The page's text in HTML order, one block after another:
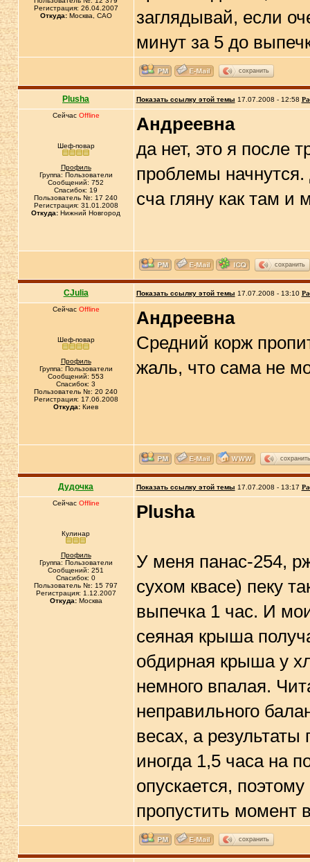
Регистрация: 26.04.2007
Откуда:Москва, САО
заглядывай, если
минут за 5 до
сохранить
Plusha Показать ссылку этой темы 17.07.2008 - 12:58
Сейчас Offline
Шеф-повар
Профиль
Группа: Пользователи
Сообщений: 752
Спасибок: 19
Пользователь №: 17 240
Регистрация: 31.01.2008
Откуда: Нижний Новгород
Андреевна
да нет, это я после
проблемы
сча гляну как там
сохранить
CJulia Показать ссылку этой темы 17.07.2008 - 13:10
Сейчас Offline
Шеф-повар
Профиль
Группа: Пользователи
Сообщений: 553
Спасибок: 3
Пользователь №: 20 240
Регистрация: 17.06.2008
Откуда: Киев
Андреевна
Средний корж
жаль, что сама не
сохранить
Дудочка Показать ссылку этой темы 17.07.2008 - 13:17
Сейчас Offline
Кулинар
Профиль
Группа: Пользователи
Сообщений: 251
Спасибок: 0
Пользователь №: 15 797
Регистрация: 1.12.2007
Откуда:Москва
Plusha
У меня панас-254,
сухом квасе) пеку
выпечка 1 час. И
сеяная крыша
обдирная крыша у
немного впалая.
неправильного
весах, а
иногда 1,5 часа на
опускается,
пропустить
сохранить